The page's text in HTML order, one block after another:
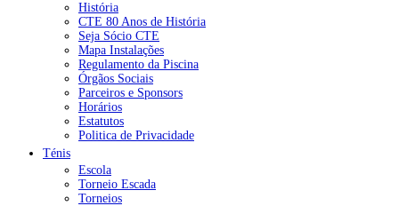
História
CTE 80 Anos de História
Seja Sócio CTE
Mapa Instalações
Regulamento da Piscina
Órgãos Sociais
Parceiros e Sponsors
Horários
Estatutos
Politica de Privacidade
Ténis
Escola
Torneio Escada
Torneios